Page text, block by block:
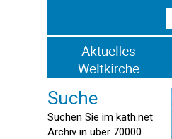
Suche
Suchen Sie im kath.net
Archiv in über 70000